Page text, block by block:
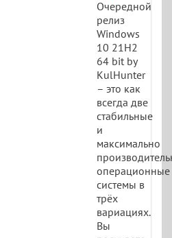
Очередной
релиз
Windows
10 21H2
64 bit by
KulHunter
– это как
всегда две
стабильные
и
максимально
операционные
системы в
трёх
вариациях.
Вы